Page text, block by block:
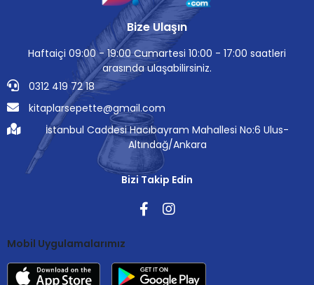
Bize Ulaşın
Haftaiçi 09:00 - 19:00 Cumartesi 10:00 - 17:00 saatleri
arasında ulaşabilirsiniz.
0312 419 72 18
kitaplarsepette@gmail.com
İstanbul Caddesi Hacıbayram Mahallesi No:6 Ulus-
Altındağ/Ankara
Bizi Takip Edin
Mobil Uygulamalarımız